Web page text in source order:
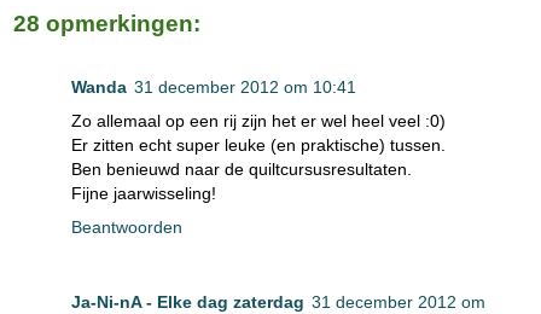
28 opmerkingen:
Wanda 31 december 2012 om 10:41
Zo allemaal op een rij zijn het er wel heel veel :0)
Er zitten echt super leuke (en praktische) tussen.
Ben benieuwd naar de quiltcursusresultaten.
Fijne jaarwisseling!
Beantwoorden
Ja-Ni-nA - Elke dag zaterdag 31 december 2012 om